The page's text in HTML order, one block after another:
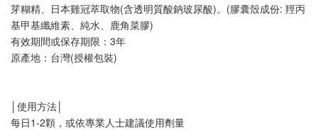
芽糊精、日本雞冠萃取物(含透明質酸鈉玻尿酸)。(膠囊殼成份: 羥丙
基甲基纖維素、純水、鹿角菜膠)
有效期間或保存期限：3年
原產地：台灣(授權包裝)
│使用方法│
每日1-2顆，或依專業人士建議使用劑量